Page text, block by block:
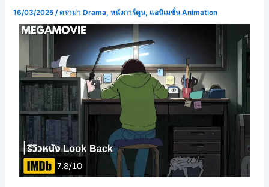
16/03/2025/ดราม่า Drama,หนังการ์ตูน, แอนิเมชั่น Animation